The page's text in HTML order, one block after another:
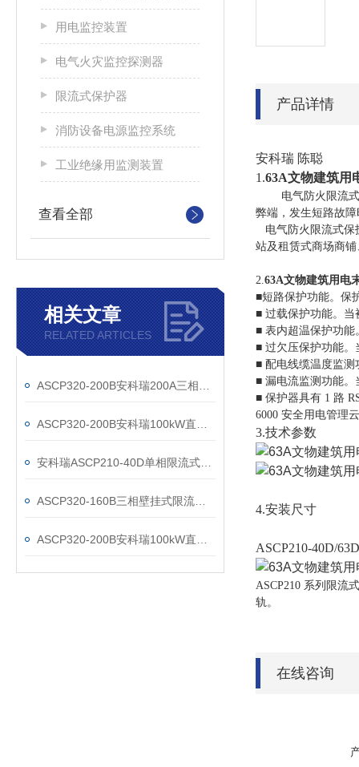
用电监控装置
电气火灾监控探测器
限流式保护器
消防设备电源监控系统
工业绝缘用监测装置
查看全部
相关文章
RELATED ARTICLES
产品详情
安科瑞 陈聪
1.63A文物建筑用
电气防火限流
弊端，发生短路故
电气防火限流式保
站及租赁式商场商
2.63A文物建筑用电
■短路保护功能。保
■ 过载保护功能。当
■ 表内超温保护功能
■ 过欠压保护功能。
■ 配电线缆温度监测
■ 漏电流监测功能。
■ 保护器具有 1 路
6000 安全用电管理
3.技术参数
4.安装尺寸
ASCP210-40D/
ASCP210 系列限流
轨。
在线咨询